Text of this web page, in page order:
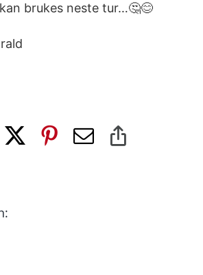
brukes neste tur…🤔😊
Facebook Pinterest
E-